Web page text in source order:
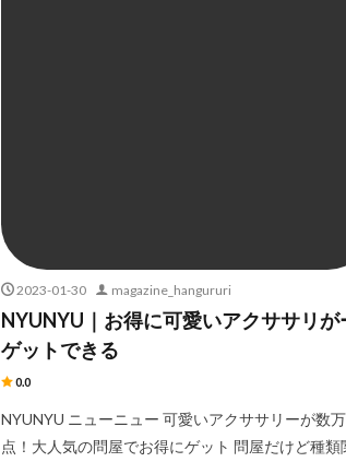
2023-01-30 magazine_hangururi
NYUNYU｜お得に可愛いアクササリが
ゲットできる
0.0
NYUNYU ニューニュー 可愛いアクササリーが数万
点！大人気の問屋でお得にゲット 問屋だけど種類